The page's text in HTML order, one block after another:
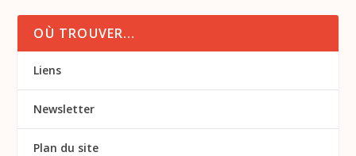
OÙ TROUVER…
Liens
Newsletter
Plan du site